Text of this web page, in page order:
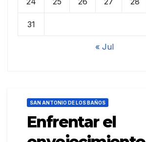
31
« Jul
SAN ANTONIO DE LOS BAÑOS
Enfrentar el